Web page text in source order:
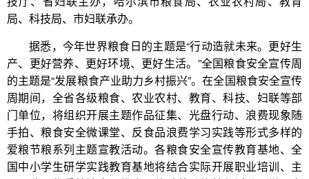
局、科技局、市妇联承办。
据悉，今年世界粮食日的主题是“行动造就未来。更好生
产、更好营养、更好环境、更好生活。”全国粮食安全宣传周
的主题是“发展粮食产业助力乡村振兴”。在全国粮食安全宣传
周期间，全省各级粮食、农业农村、教育、科技、妇联等部
门单位，将组织开展主题作品征集、光盘行动、浪费现象随
手拍、粮食安全微课堂、反食品浪费学习实践等形式多样的
爱粮节粮系列主题宣教活动。各粮食安全宣传教育基地、全
国中小学生研学实践教育基地将结合实际开展职业培训、主